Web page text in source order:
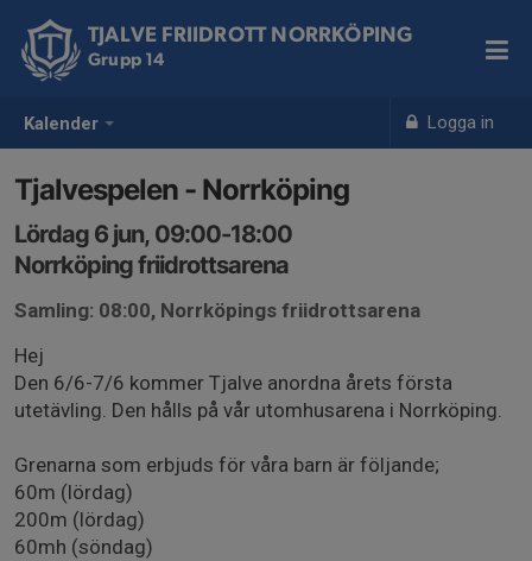
Kalender Logga in
TJALVE FRIIDROTT NORRKÖPING
Grupp 14
Tjalvespelen - Norrköping
Lördag 6 jun, 09:00-18:00
Norrköping friidrottsarena
Samling: 08:00, Norrköpings friidrottsarena
Hej
Den 6/6-7/6 kommer Tjalve anordna årets första
utetävling. Den hålls på vår utomhusarena i Norrköping.
Grenarna som erbjuds för våra barn är följande;
60m (lördag)
200m (lördag)
60mh (söndag)